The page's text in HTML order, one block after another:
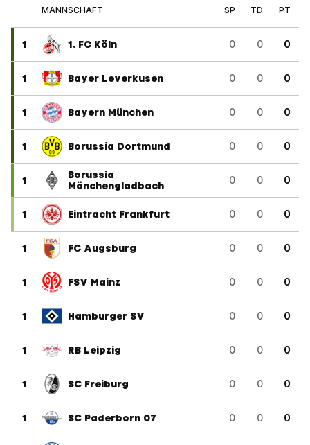
MANNSCHAFT SP TD PT
1 1. FC Köln 0 0 0
1 Bayer Leverkusen 0 0 0
1 Bayern München 0 0 0
1 Borussia Dortmund 0 0 0
1
Borussia
Mönchengladbach
0 0 0
1 Eintracht Frankfurt 0 0 0
1 FC Augsburg 0 0 0
1 FSV Mainz 0 0 0
1 Hamburger SV 0 0 0
1 RB Leipzig 0 0 0
1 SC Freiburg 0 0 0
1 SC Paderborn 07 0 0 0